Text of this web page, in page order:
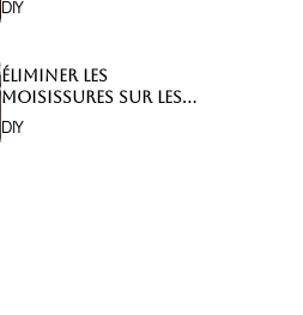
DIY
Éliminer les
moisissures sur les
murs : 5 solutions
efficaces ?
DIY